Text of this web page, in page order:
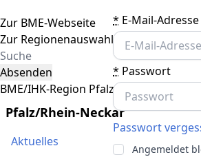
* E-Mail-Adresse
* Passwort
Passwort
Angemeldet
Toggle navigation
Zur BME-Webseite
Zur Regionenauswahl
Absenden
BME/IHK-Region Pfalz/Rhein-Neckar
Pfalz/Rhein-Neckar
Aktuelles